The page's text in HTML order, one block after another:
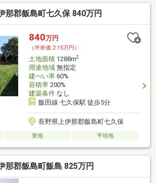
那郡飯島町七久保 840万円
840万円
（坪単価:2.15万円）
土地面積1288m2
用途地域無指定
建ぺい率60%
容積率200%
建築条件なし
飯田線 七久保駅 徒歩5分
長野県上伊那郡飯島町七久保
更地 平坦地
那郡飯島町飯島 825万円